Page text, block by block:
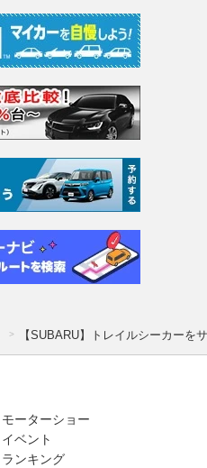
【SUBARU】トレイルシーカーを
モーターショー
イベント
ランキング